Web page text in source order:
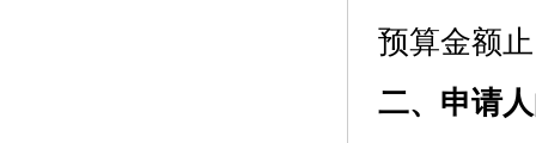
预算金额
二、申请